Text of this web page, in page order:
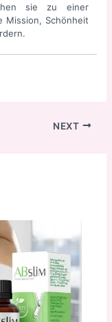
sie zu einer
Mission, Schönheit
NEXT